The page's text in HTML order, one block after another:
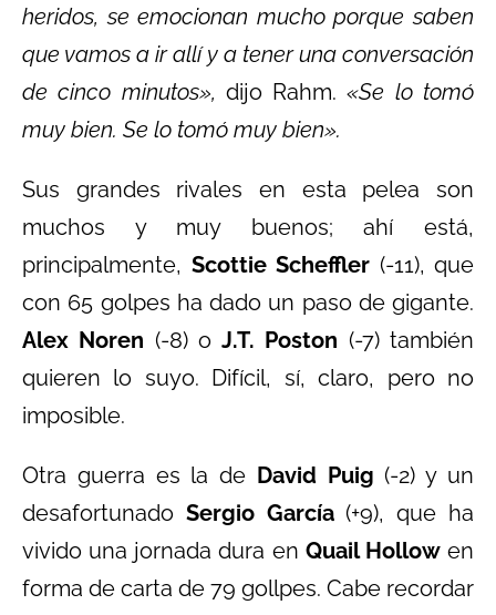
heridos, se emocionan mucho porque saben
que vamos a ir allí y a tener una conversación
de cinco minutos», dijo Rahm.«Se lo tomó
muy bien. Se lo tomó muy bien».
Sus grandes rivales en esta pelea son
muchos y muy buenos; ahí está,
principalmente, Scottie Scheffler (-11), que
con 65 golpes ha dado un paso de gigante.
Alex Noren (-8) oJ.T. Poston (-7) también
quieren lo suyo. Difícil, sí, claro, pero no
imposible.
Otra guerra es la de David Puig (-2) y un
desafortunado Sergio García(+9), que ha
vivido una jornada dura en Quail Hollowen
forma de carta de 79 gollpes. Cabe recordar